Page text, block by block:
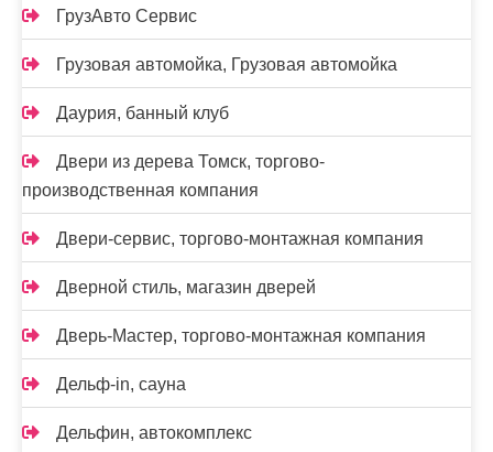
ГрузАвто Сервис
Грузовая автомойка, Грузовая автомойка
Даурия, банный клуб
Двери из дерева Томск, торгово-
производственная компания
Двери-сервис, торгово-монтажная компания
Дверной стиль, магазин дверей
Дверь-Мастер, торгово-монтажная компания
Дельф-in, сауна
Дельфин, автокомплекс